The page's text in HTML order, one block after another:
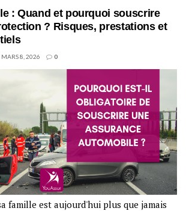
: Quand et pourquoi souscrire
? Risques, prestations et
MARS 8, 2026 0
famille est aujourd'hui plus que jamais